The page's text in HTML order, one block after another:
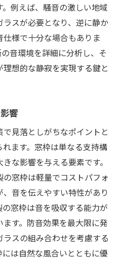
例えば、騒音の激しい地域
スが必要となり、逆に静か
様で十分な場合もありま
音環境を詳細に分析し、そ
想的な静寂を実現する鍵と
響
見落としがちなポイントと
ます。窓枠は単なる支持構
な影響を与える要素です。
窓枠は軽量でコストパフォ
音を伝えやすい特性があり
窓枠は音を吸収する能力が
す。防音効果を最大限に発
スの組み合わせを考慮する
は自然な風合いとともに優